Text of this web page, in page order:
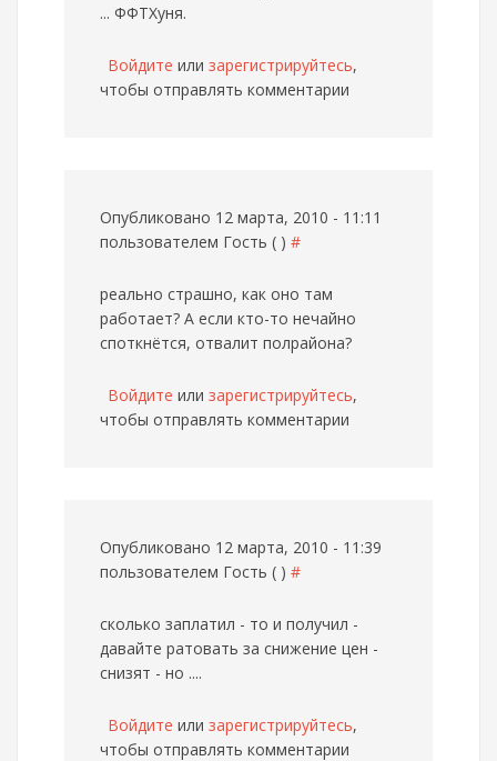
... ФФТХуня.
Войдите или зарегистрируйтесь,
чтобы отправлять комментарии
Опубликовано 12 марта, 2010 - 11:11
пользователем Гость ( ) #
реально страшно, как оно там
работает? А если кто-то нечайно
споткнётся, отвалит полрайона?
Войдите или зарегистрируйтесь,
чтобы отправлять комментарии
Опубликовано 12 марта, 2010 - 11:39
пользователем Гость ( ) #
сколько заплатил - то и получил -
давайте ратовать за снижение цен -
снизят - но ....
Войдите или зарегистрируйтесь,
чтобы отправлять комментарии